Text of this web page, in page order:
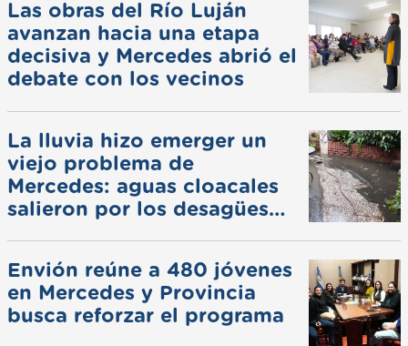
Las obras del Río Luján
avanzan hacia una etapa
decisiva y Mercedes abrió el
debate con los vecinos
La lluvia hizo emerger un
viejo problema de
Mercedes: aguas cloacales
salieron por los desagües
Envión reúne a 480 jóvenes
en Mercedes y Provincia
busca reforzar el programa